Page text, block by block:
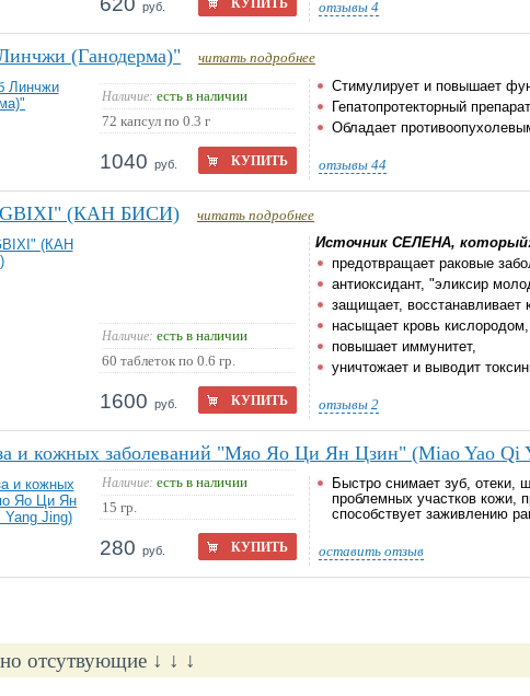
руб. КУПИТЬ отзывы 4
(Ганодерма)" читать подробнее
Наличие: есть в наличии
72 капсул по 0.3 г
1040 руб. КУПИТЬ
Стимулирует и повышает
Гепатопротекторный
Обладает
отзывы 44
(КАН БИСИ) читать подробнее
Наличие: есть в наличии
60 таблеток по 0.6 гр.
1600 руб. КУПИТЬ
Источник СЕЛЕНА,
предотвращает раковые
антиоксидант, "эликсир
защищает, восстанавливает
насыщает кровь кислородом,
повышает иммунитет,
уничтожает и выводит
отзывы 2
и кожных заболеваний "Мяо Яо Ци Ян Цзин" (Miao Yao Qi
Наличие: есть в наличии
15 гр.
280 руб. КУПИТЬ
Быстро снимает зуб, отеки,
проблемных участков кожи,
способствует заживлению
оставить отзыв
отсутвующие ↓ ↓ ↓